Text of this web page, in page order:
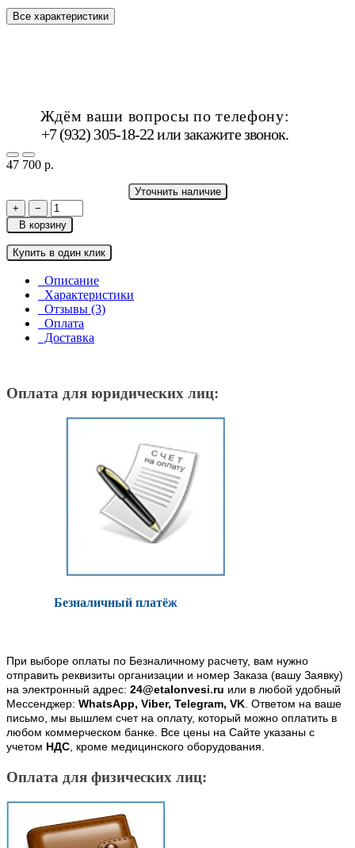
Все характеристики
Ждём ваши вопросы по телефону:
+7 (932) 305-18-22 илизакажите звонок.
47 700 р.
Уточнить наличие
+
−
В корзину
Купить в один клик
Описание
Характеристики
Отзывы (3)
Оплата
Доставка
Оплата для юридических лиц:
Безналичный платёж
При выборе оплаты по Безналичному расчету, вам нужно
отправить реквизиты организации и номер Заказа (вашу Заявку)
на электронный адрес: 24@etalonvesi.ru или в любой удобный
Мессенджер: WhatsApp, Viber, Telegram, VK. Ответом на ваше
письмо, мы вышлем счет на оплату, который можно оплатить в
любом коммерческом банке. Все цены на Сайте указаны с
учетом НДС, кроме медицинского оборудования.
Оплата для физических лиц: